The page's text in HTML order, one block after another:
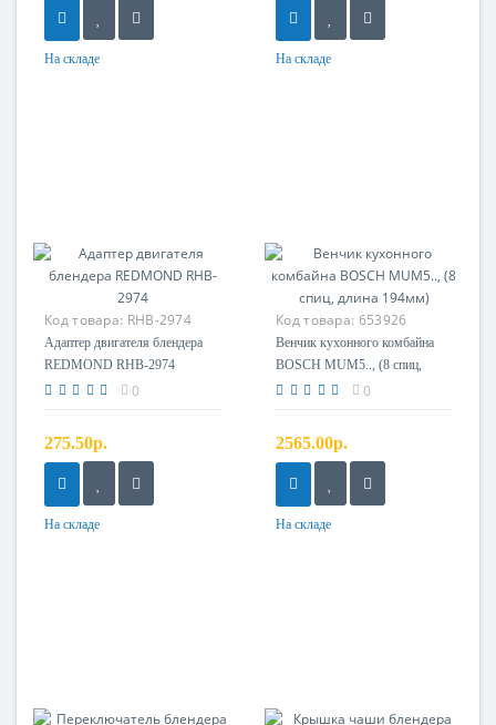
На складе На складе
Код товара: RHB-2974
Адаптер двигателя
Адаптер двигателя блендера
REDMOND RHB-2974
0
275.50р.
На складе
Код товара: 653926
Венчик кухонного комбайна
BOSCH MUM5.., (8 спиц,
длина 194мм)
0
2565.00р.
На складе